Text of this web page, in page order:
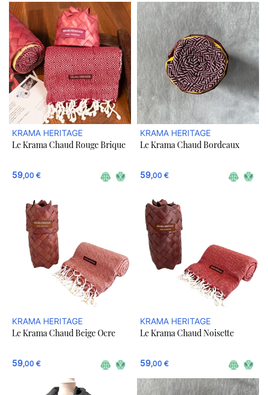
KRAMA HERITAGE
Le Krama Chaud Rouge Brique
59,00 €
KRAMA HERITAGE
Le Krama Chaud Bordeaux
59,00 €
KRAMA HERITAGE
Le Krama Chaud Beige Ocre
59,00 €
KRAMA HERITAGE
Le Krama Chaud Noisette
59,00 €